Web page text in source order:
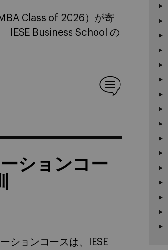
Class of 2026）が寄
IESE Business School の
ションコー
ションコースは、IESE